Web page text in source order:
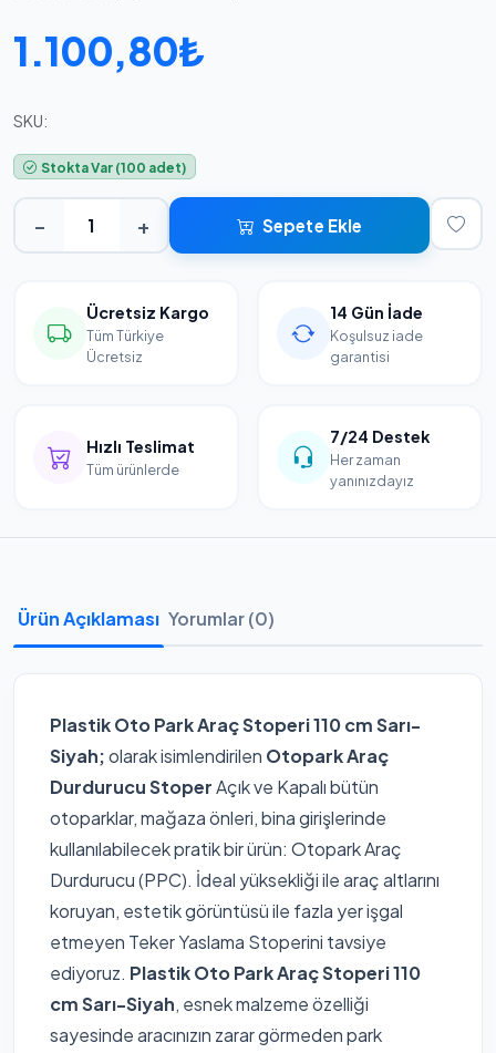
1.100,80₺
SKU:
Stokta Var (100 adet)
− + Sepete Ekle
Ücretsiz Kargo
Tüm Türkiye
Ücretsiz
14 Gün İade
Koşulsuz iade
garantisi
Hızlı Teslimat
Tüm ürünlerde
7/24 Destek
Her zaman
yanınızdayız
Ürün Açıklaması Yorumlar (0)
Plastik Oto Park Araç Stoperi 110 cm Sarı-
Siyah;olarak isimlendirilen Otopark Araç
Durdurucu StoperAçık ve Kapalı bütün
otoparklar, mağaza önleri, bina girişlerinde
kullanılabilecek pratik bir ürün: Otopark Araç
Durdurucu (PPC). İdeal yüksekliği ile araç altlarını
koruyan, estetik görüntüsü ile fazla yer işgal
etmeyen Teker Yaslama Stoperini tavsiye
ediyoruz. Plastik Oto Park Araç Stoperi 110
cm Sarı-Siyah, esnek malzeme özelliği
sayesinde aracınızın zarar görmeden park